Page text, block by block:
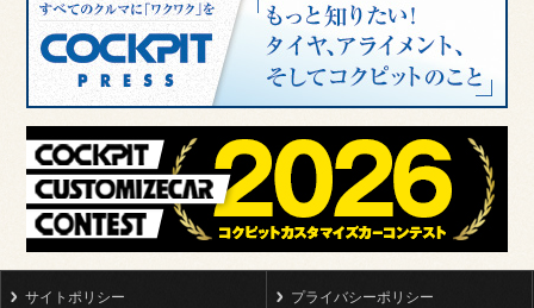
サイトポリシー プライバシーポリシー